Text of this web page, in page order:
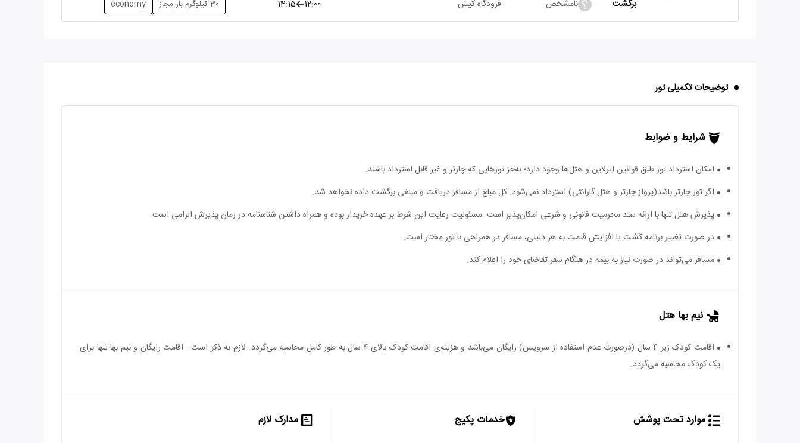
برگشت نامشخص فرودگاه کیش 12:00
14:15 30 کیلوگرم بار مجاز economy
توضیحات تکمیلی تور
شرایط و ضوابط
امکان استرداد تور طبق قوانین ایرلاین و هتل‌ها وجود دارد؛ به‌جز تورهایی که چارتر و غیر قابل استرداد باشند.
اگر تور چارتر باشد(پرواز چارتر و هتل گارانتی) استرداد نمی‌شود. کل مبلغ از مسافر دریافت و مبلغی برگشت داده نخواهد شد.
پذیرش هتل تنها با ارائه سند محرمیت قانونی و شرعی امکان‌پذیر است. مسئولیت رعایت این شرط بر عهده خریدار بوده و همراه داشتن شناسنامه در زمان پذیرش الزامی است.
در صورت تغییر برنامه گشت یا افزایش قیمت به هر دلیلی، مسافر در همراهی با تور مختار است.
مسافر می‌تواند در صورت نیاز به بیمه در هنگام سفر تقاضای خود را اعلام کند.
نیم بها هتل
اقامت کودک زیر 4 سال (درصورت عدم استفاده از سرویس) رایگان می‌باشد و هزینه‌ی اقامت کودک بالای 4 سال به طور کامل محاسبه می‌گردد. لازم به ذکر است : اقامت رایگان و نیم بها تنها برای
یک کودک محاسبه می‌گردد.
موارد تحت پوشش خدمات پکیج مدارک لازم